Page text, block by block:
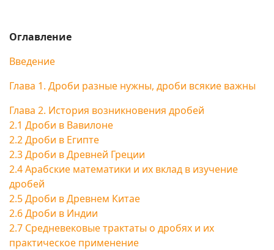
Оглавление
Введение
Глава 1. Дроби разные нужны, дроби всякие важны
Глава 2. История возникновения дробей
2.1 Дроби в Вавилоне
2.2 Дроби в Египте
2.3 Дроби в Древней Греции
2.4 Арабские математики и их вклад в изучение
дробей
2.5 Дроби в Древнем Китае
2.6 Дроби в Индии
2.7 Средневековые трактаты о дробях и их
практическое применение